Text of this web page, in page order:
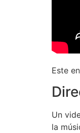
Este
Un
la